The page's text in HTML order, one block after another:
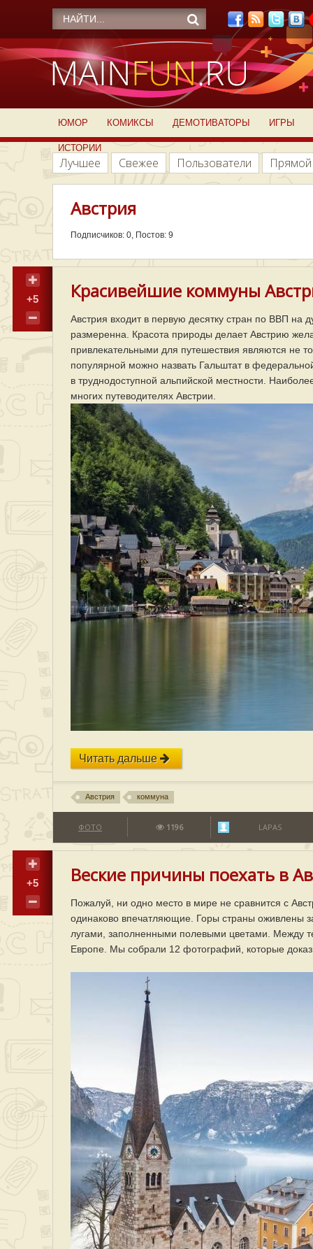
ЮМОР КОМИКСЫ ДЕМОТИВАТОРЫ ИГРЫ
ИСТОРИИ
Лучшее Свежее Пользователи
Австрия
Подписчиков: 0, Постов: 9
+5 Красивейшие коммуны
Австрия входит в первую десятку стран по ВВП на
размеренна. Красота природы делает Австрию
привлекательными для путешествия являются не
популярной можно назвать Гальштат в
в труднодоступной альпийской местности.
многих путеводителях Австрии.
Читать дальше
Австрия коммуна
ФОТО 1196 LAPAS
+5 Веские причины поехать в
Пожалуй, ни одно место в мире не сравнится с
одинаково впечатляющие. Горы страны оживлены
лугами, заполненными полевыми цветами. Между
Европе. Мы собрали 12 фотографий, которые